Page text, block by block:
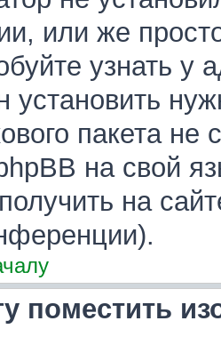
или же
узнать у
установить
пакета
на свой
на
поместить